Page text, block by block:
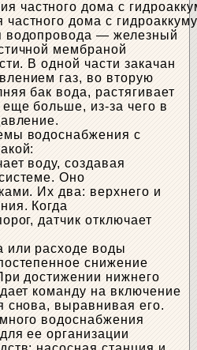
дома с
водопровода — железный
мембраной
В одной части закачан
газ, во вторую
бак вода, растягивает
больше, из-за чего в
водоснабжения с
воду, создавая
Оно
Их два: верхнего и
Когда
датчик отключает
или расходе воды
снижение
достижении нижнего
команду на включение
снова, выравнивая его.
водоснабжения
ее организации